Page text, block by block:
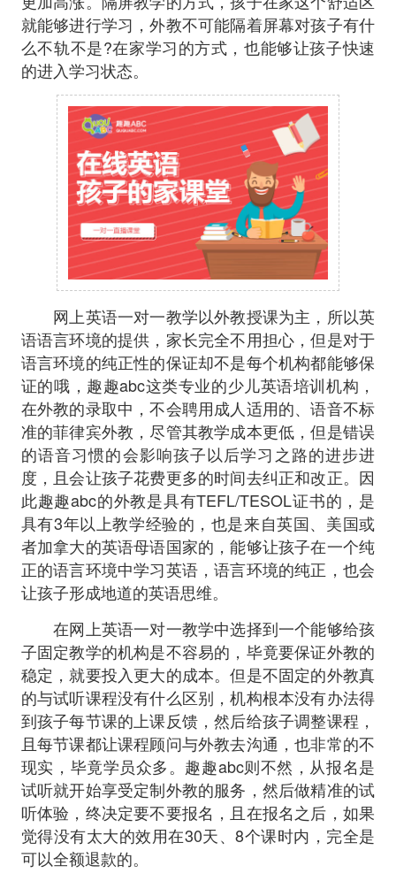
就能够进行学习，外教不可能隔着屏幕对孩子有什
么不轨不是?在家学习的方式，也能够让孩子快速
的进入学习状态。
网上英语一对一教学以外教授课为主，所以英
语语言环境的提供，家长完全不用担心，但是对于
语言环境的纯正性的保证却不是每个机构都能够保
证的哦，趣趣abc这类专业的少儿英语培训机构，
在外教的录取中，不会聘用成人适用的、语音不标
准的菲律宾外教，尽管其教学成本更低，但是错误
的语音习惯的会影响孩子以后学习之路的进步进
度，且会让孩子花费更多的时间去纠正和改正。因
此趣趣abc的外教是具有TEFL/TESOL证书的，是
具有3年以上教学经验的，也是来自英国、美国或
者加拿大的英语母语国家的，能够让孩子在一个纯
正的语言环境中学习英语，语言环境的纯正，也会
让孩子形成地道的英语思维。
在网上英语一对一教学中选择到一个能够给孩
子固定教学的机构是不容易的，毕竟要保证外教的
稳定，就要投入更大的成本。但是不固定的外教真
的与试听课程没有什么区别，机构根本没有办法得
到孩子每节课的上课反馈，然后给孩子调整课程，
且每节课都让课程顾问与外教去沟通，也非常的不
现实，毕竟学员众多。趣趣abc则不然，从报名是
试听就开始享受定制外教的服务，然后做精准的试
听体验，终决定要不要报名，且在报名之后，如果
觉得没有太大的效用在30天、8个课时内，完全是
可以全额退款的。